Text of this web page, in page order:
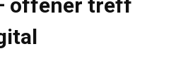
offener treff